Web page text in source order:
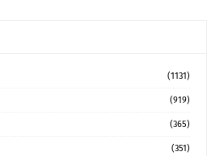
(1131)
(919)
(365)
(351)